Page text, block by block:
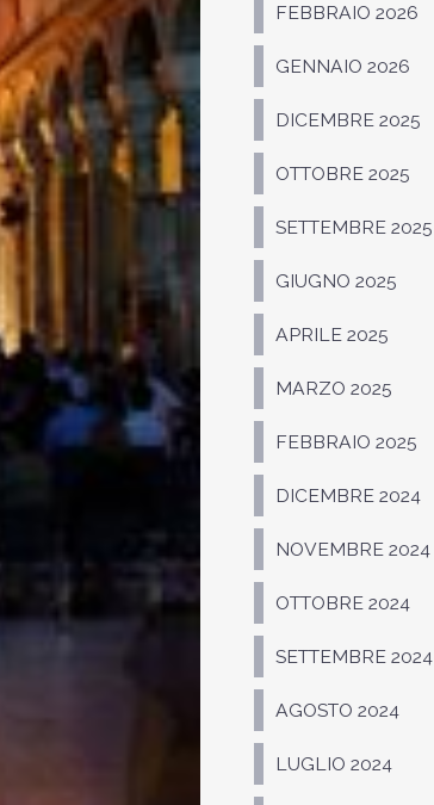
FEBBRAIO 2026
GENNAIO 2026
DICEMBRE 2025
OTTOBRE 2025
SETTEMBRE 2025
GIUGNO 2025
APRILE 2025
MARZO 2025
FEBBRAIO 2025
DICEMBRE 2024
NOVEMBRE 2024
OTTOBRE 2024
SETTEMBRE 2024
AGOSTO 2024
LUGLIO 2024